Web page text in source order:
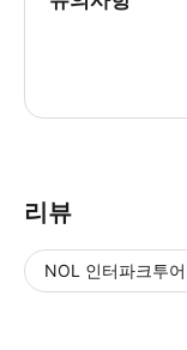
리뷰
NOL 인터파크투어